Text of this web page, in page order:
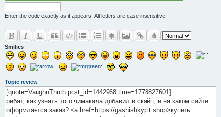
Enter the code exactly as it appears. All letters are case insensitive.
Smilies
Topic review